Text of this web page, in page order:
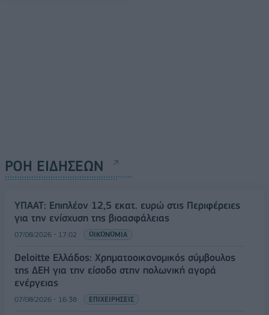
ΡΟΗ ΕΙΔΗΣΕΩΝ
ΥΠΑΑΤ: Επιπλέον 12,5 εκατ. ευρώ στις Περιφέρειες
για την ενίσχυση της βιοασφάλειας
07/08/2026 - 17:02 ΟΙΚΟΝΟΜΙΑ
Deloitte Ελλάδος: Χρηματοοικονομικός σύμβουλος
της ΔΕΗ για την είσοδο στην πολωνική αγορά
ενέργειας
07/08/2026 - 16:38 ΕΠΙΧΕΙΡΗΣΕΙΣ